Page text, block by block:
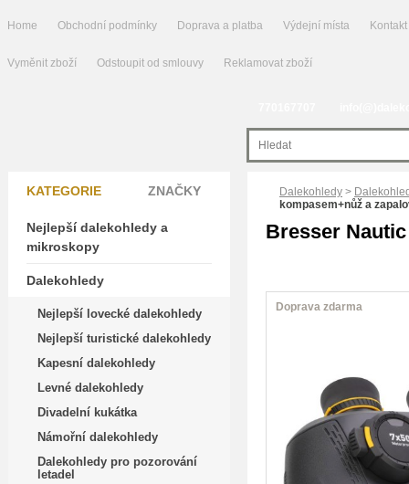
Home Obchodní podmínky Doprava a platba Výdejní místa Kontakt
Vyměnit zboží Odstoupit od smlouvy Reklamovat zboží
Dalekohledy >
kompasem+nůž a
Bresser
Doprava zdarma
KATEGORIE ZNAČKY
Nejlepší dalekohledy a
mikroskopy
Dalekohledy
Nejlepší lovecké dalekohledy
Nejlepší turistické dalekohledy
Kapesní dalekohledy
Levné dalekohledy
Divadelní kukátka
Námořní dalekohledy
Dalekohledy pro pozorování
letadel